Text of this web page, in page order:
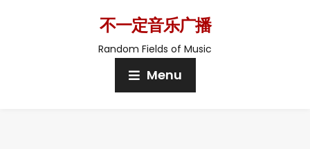
不一定音乐广播
Random Fields of Music
Menu